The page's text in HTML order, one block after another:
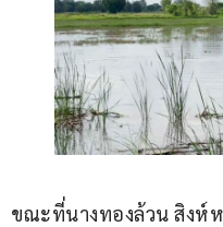
ขณะที่นางทองล้วน สิงห์